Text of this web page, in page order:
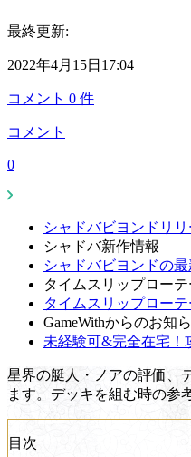
最終更新:
2022年4月15日17:04
コメント 0 件
コメント
0
シャドバビヨンドリ
シャドバ新作情報
シャドバビヨンドの
タイムスリップローテ
タイムスリップロー
GameWithからのお知
未経験可&完全在宅！
星界の艇人・ノアの評価、
ます。デッキを組む時の参
目次